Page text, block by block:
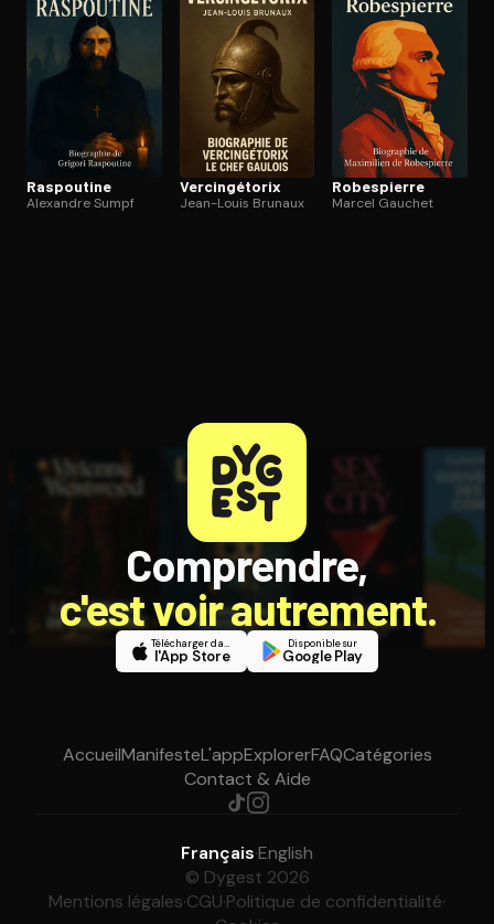
Raspoutine
Alexandre Sumpf
Ver­cin­gé­to­rix
Jean-Louis Brunaux
Robespierre
Marcel Gauchet
Comprendre,
c'est voir autrement.
Télécharger dans
l'App Store
Disponible sur
Google Play
AccueilManifesteL'appExplorerFAQCatégories
Contact & Aide
Français·English
© Dygest 2026
Mentions légales·CGU·Politique de confidentialité·